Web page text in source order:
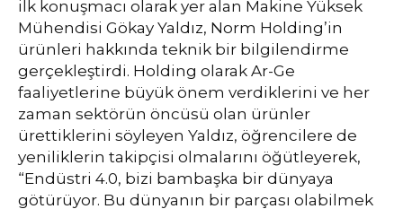
ilk konuşmacı olarak yer alan Makine Yüksek
Mühendisi Gökay Yaldız, Norm Holding’in
ürünleri hakkında teknik bir bilgilendirme
gerçekleştirdi. Holding olarak Ar-Ge
faaliyetlerine büyük önem verdiklerini ve her
zaman sektörün öncüsü olan ürünler
ürettiklerini söyleyen Yaldız, öğrencilere de
yeniliklerin takipçisi olmalarını öğütleyerek,
“Endüstri 4.0, bizi bambaşka bir dünyaya
götürüyor. Bu dünyanın bir parçası olabilmek